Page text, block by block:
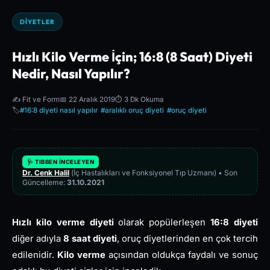
DIYETLER
Hızlı Kilo Verme İçin; 16:8 (8 Saat) Diyeti
Nedir, Nasıl Yapılır?
✍️ Fit ve Form📅 22 Aralık 2019⏱️ 3 Dk Okuma
🏷️#16:8 diyeti nasıl yapılır #aralıklı oruç diyeti #oruç diyeti
🩺 TIBBEN İNCELEYEN
Dr. Cenk Halil (İç Hastalıkları ve Fonksiyonel Tıp Uzmanı) • Son
Güncelleme: 31.10.2021
Hızlı kilo verme diyetiolarak popülerleşen16:8 diyeti
diğer adıyla 8 saat diyeti, oruç diyetlerinden en çok tercih
edilenidir. Kilo verme açısından oldukça faydalı ve sonuç